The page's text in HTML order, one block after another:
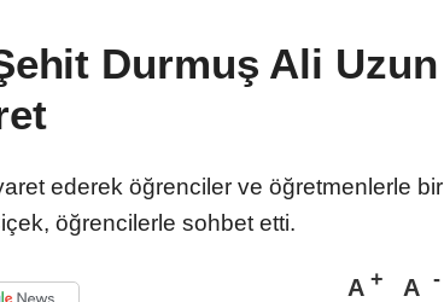
Durmuş Ali Uzun
ederek öğrenciler ve öğretmenlerle bir
öğrencilerle sohbet etti.
A A